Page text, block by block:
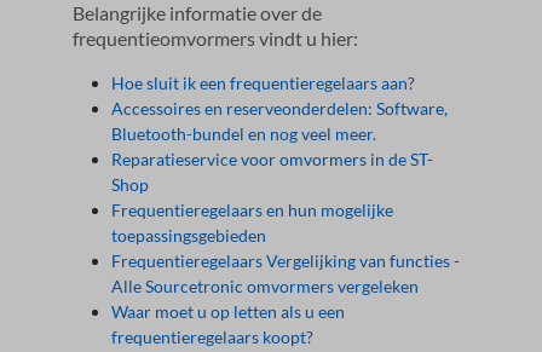
Belangrijke informatie over de
frequentieomvormers vindt u hier:
Hoe sluit ik een frequentieregelaars aan?
Accessoires en reserveonderdelen: Software,
Bluetooth-bundel en nog veel meer.
Reparatieservice voor omvormers in de ST-
Shop
Frequentieregelaars en hun mogelijke
toepassingsgebieden
Frequentieregelaars Vergelijking van functies -
Alle Sourcetronic omvormers vergeleken
Waar moet u op letten als u een
frequentieregelaars koopt?